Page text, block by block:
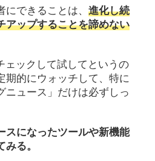
にできることは、進化し続
アップすることを諦めない
ェックして試してというの
期的にウォッチして、特に
ニュース」だけは必ずしっ
スになったツールや新機能
る。